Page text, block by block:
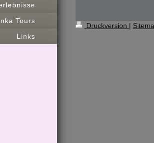
Tours
Links
Druckversion |